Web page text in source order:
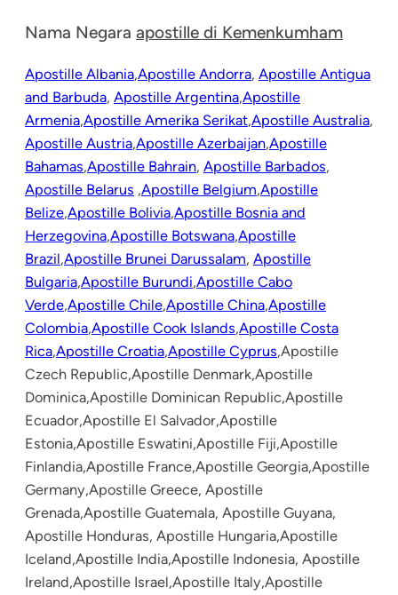
Nama Negara apostille di Kemenkumham
Apostille Albania,Apostille Andorra, Apostille Antigua
and Barbuda, Apostille Argentina,Apostille
Armenia,Apostille Amerika Serikat,Apostille Australia,
Apostille Austria,Apostille Azerbaijan,Apostille
Bahamas,Apostille Bahrain, Apostille Barbados,
Apostille Belarus ,Apostille Belgium,Apostille
Belize,Apostille Bolivia,Apostille Bosnia and
Herzegovina,Apostille Botswana,Apostille
Brazil,Apostille Brunei Darussalam, Apostille
Bulgaria,Apostille Burundi,Apostille Cabo
Verde,Apostille Chile,Apostille China,Apostille
Colombia,Apostille Cook Islands,Apostille Costa
Rica,Apostille Croatia,Apostille Cyprus,Apostille
Czech Republic,Apostille Denmark,Apostille
Dominica,Apostille Dominican Republic,Apostille
Ecuador,Apostille El Salvador,Apostille
Estonia,Apostille Eswatini,Apostille Fiji,Apostille
Finlandia,Apostille France,Apostille Georgia,Apostille
Germany,Apostille Greece, Apostille
Grenada,Apostille Guatemala, Apostille Guyana,
Apostille Honduras, Apostille Hungaria,Apostille
Iceland,Apostille India,Apostille Indonesia, Apostille
Ireland,Apostille Israel,Apostille Italy,Apostille